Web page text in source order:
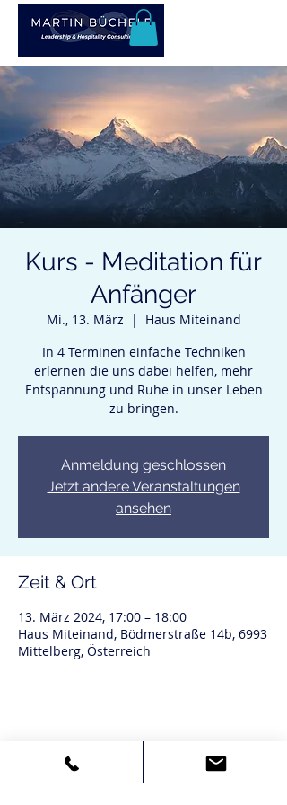
Kurs - Meditation für
Anfänger
Mi., 13. März
  |
Haus Miteinand
In 4 Terminen einfache Techniken
erlernen die uns dabei helfen, mehr
Entspannung und Ruhe in unser Leben
zu bringen.
Anmeldung geschlossen
Jetzt andere Veranstaltungen
ansehen
Zeit & Ort
13. März 2024, 17:00 – 18:00
Haus Miteinand, Bödmerstraße 14b, 6993
Mittelberg, Österreich
Diese Veranstaltung teilen